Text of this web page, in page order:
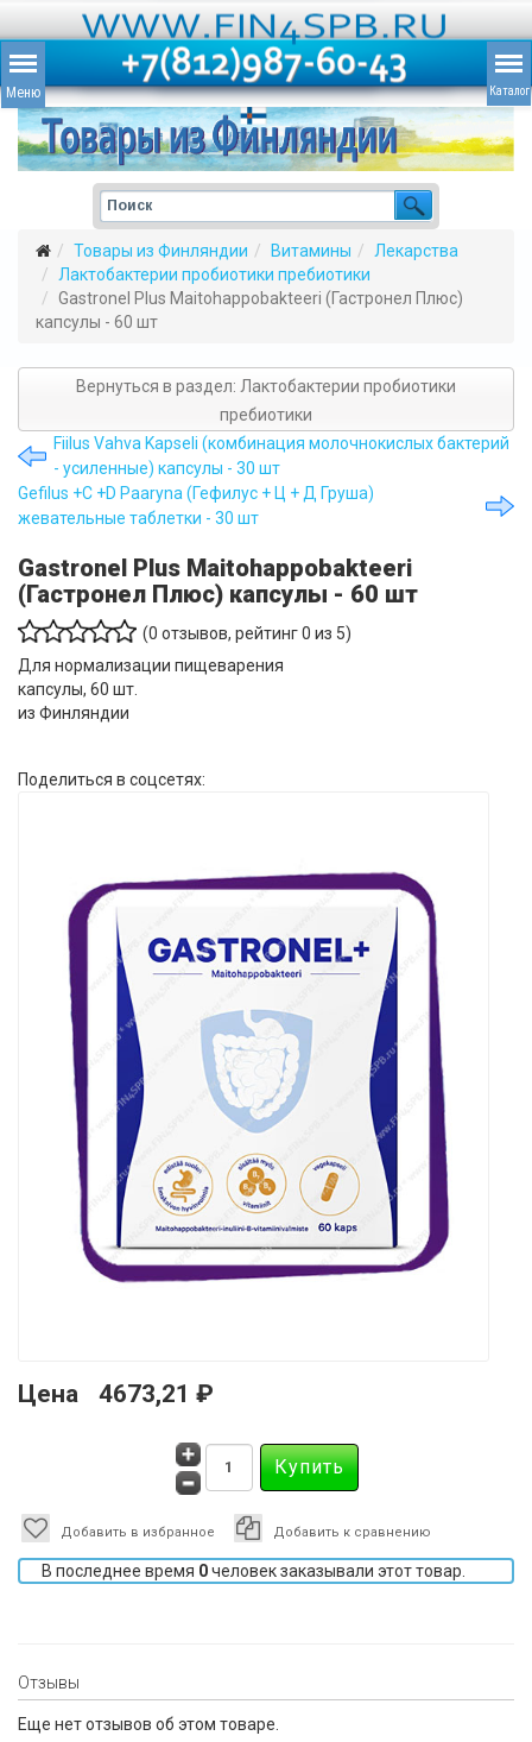
Товары из Финляндии Витамины
Лекарства
Лактобактерии пробиотики пребиотики
Gastronel Plus Maitohappobakteeri (Гастронел Плюс)
капсулы - 60 шт
Вернуться в раздел: Лактобактерии пробиотики
пребиотики
Fiilus Vahva Kapseli (комбинация молочнокислых бактерий
- усиленные) капсулы - 30 шт
Gefilus +C +D Paaryna (Гефилус + Ц + Д Груша)
жевательные таблетки - 30 шт
Gastronel Plus Maitohappobakteeri
(Гастронел Плюс) капсулы - 60 шт
(0 отзывов, рейтинг0 из 5)
Для нормализации пищеварения
капсулы, 60 шт.
из Финляндии
Поделиться в соцсетях:
Цена 4673,21 ₽
Добавить в избранное Добавить к сравнению
В последнее время 0человек заказывали этот товар.
Отзывы
Еще нет отзывов об этом товаре.